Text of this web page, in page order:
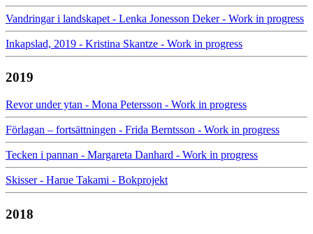
Vandringar i landskapet - Lenka Jonesson Deker - Work in progress
Inkapslad, 2019 - Kristina Skantze - Work in progress
2019
Revor under ytan - Mona Petersson - Work in progress
Förlagan – fortsättningen - Frida Berntsson - Work in progress
Tecken i pannan - Margareta Danhard - Work in progress
Skisser - Harue Takami - Bokprojekt
2018